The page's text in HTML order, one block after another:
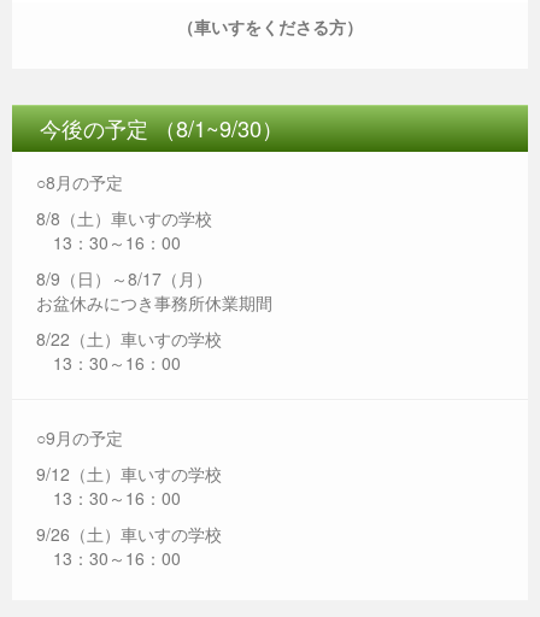
（車いすをくださる方）
今後の予定 （8/1~9/30）
○8月の予定
8/8（土）車いすの学校
13：30～16：00
8/9（日）～8/17（月）
お盆休みにつき事務所休業期間
8/22（土）車いすの学校
13：30～16：00
○9月の予定
9/12（土）車いすの学校
13：30～16：00
9/26（土）車いすの学校
13：30～16：00